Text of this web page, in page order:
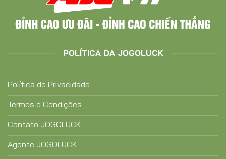
POLÍTICA DA JOGOLUCK
Política de Privacidade
Termos e Condições
Contato JOGOLUCK
Agente JOGOLUCK